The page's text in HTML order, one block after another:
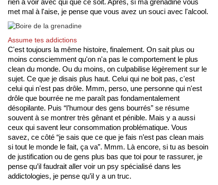
rien à voir avec qui que ce soit. Après, si ma grenadine vous
met mal à l'aise, je pense que vous avez un souci avec l'alcool.
Assume tes addictions
C'est toujours la même histoire, finalement. On sait plus ou
moins consciemment qu'on n'a pas le comportement le plus
clean du monde. Ou du moins, on culpabilise légèrement sur le
sujet. Ce que je disais plus haut. Celui qui ne boit pas, c'est
celui qui n'est pas drôle. Mmm, perso, une personne qui n'est
drôle que bourrée ne me paraît pas fondamentalement
désopilante. Puis “l’humour des gens bourrés” se résume
souvent à se montrer très gênant et pénible. Mais y a aussi
ceux qui savent leur consommation problématique. Vous
savez, ce côté “je sais que ce que je fais n’est pas clean mais
si tout le monde le fait, ça va”. Mmm. Là encore, si tu as besoin
de justification ou de gens plus bas que toi pour te rassurer, je
pense qu’il faudrait aller voir un psy spécialisé dans les
addictologies, je pense qu’il y a un truc.